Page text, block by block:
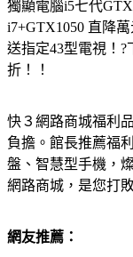
獨顯電腦i5七代
i7+GTX1050 直降
送指定43型電視！?
折！！
快３網路商城福利
負擔。館長推薦福
盤、智慧型手機，
網路商城，是您打
網友推薦：